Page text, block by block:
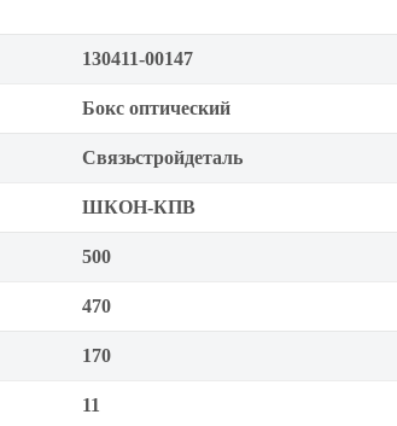
130411-00147
Бокс оптический
Связьстройдеталь
ШКОН-КПВ
500
470
170
11